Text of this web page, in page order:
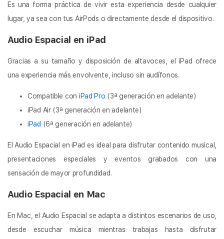
Es una forma práctica de vivir esta experiencia desde cualquier
lugar, ya sea con tus AirPods o directamente desde el dispositivo.
Audio Espacial en iPad
Gracias a su tamaño y disposición de altavoces, el iPad ofrece
una experiencia más envolvente, incluso sin audífonos.
Compatible con iPad Pro (3ª generación en adelante)
iPad Air (3ª generación en adelante)
iPad (6ª generación en adelante)
El Audio Espacial en iPad es ideal para disfrutar contenido musical,
presentaciones especiales y eventos grabados con una
sensación de mayor profundidad.
Audio Espacial en Mac
En Mac, el Audio Espacial se adapta a distintos escenarios de uso,
desde escuchar música mientras trabajas hasta disfrutar